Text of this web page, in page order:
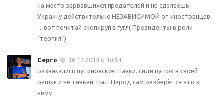
на место зарвавшихся предателей и не сделаешь
Украину действительно НЕЗАВИСИМОЙ от иностранцев
…вот почитай скопируй в гугл( Президенты в роли
“терпил”)
Серго
16.12.2013 о 10:14
развякались путиновские шавки. сиди пушок в своей
рашке и не тявкай. Наш Народ сам разберётся что к
чему